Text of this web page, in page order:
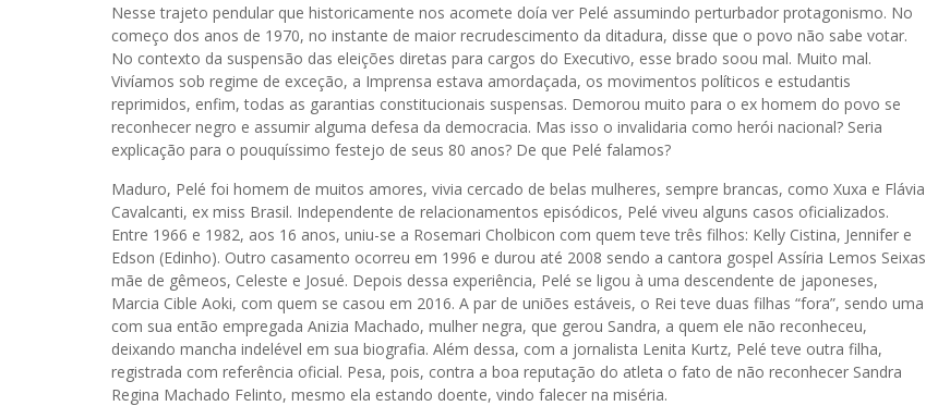
Nesse trajeto pendular que historicamente nos acomete doía ver Pelé assumindo perturbador protagonismo. No
começo dos anos de 1970, no instante de maior recrudescimento da ditadura, disse que o povo não sabe votar.
No contexto da suspensão das eleições diretas para cargos do Executivo, esse brado soou mal. Muito mal.
Vivíamos sob regime de exceção, a Imprensa estava amordaçada, os movimentos políticos e estudantis
reprimidos, enfim, todas as garantias constitucionais suspensas. Demorou muito para o ex homem do povo se
reconhecer negro e assumir alguma defesa da democracia. Mas isso o invalidaria como herói nacional? Seria
explicação para o pouquíssimo festejo de seus 80 anos? De que Pelé falamos?
Maduro, Pelé foi homem de muitos amores, vivia cercado de belas mulheres, sempre brancas, como Xuxa e Flávia
Cavalcanti, ex miss Brasil. Independente de relacionamentos episódicos, Pelé viveu alguns casos oficializados.
Entre 1966 e 1982, aos 16 anos, uniu-se a Rosemari Cholbicon com quem teve três filhos: Kelly Cistina, Jennifer e
Edson (Edinho). Outro casamento ocorreu em 1996 e durou até 2008 sendo a cantora gospel Assíria Lemos Seixas
mãe de gêmeos, Celeste e Josué. Depois dessa experiência, Pelé se ligou à uma descendente de japoneses,
Marcia Cible Aoki, com quem se casou em 2016. A par de uniões estáveis, o Rei teve duas filhas “fora”, sendo uma
com sua então empregada Anizia Machado, mulher negra, que gerou Sandra, a quem ele não reconheceu,
deixando mancha indelével em sua biografia. Além dessa, com a jornalista Lenita Kurtz, Pelé teve outra filha,
registrada com referência oficial. Pesa, pois, contra a boa reputação do atleta o fato de não reconhecer Sandra
Regina Machado Felinto, mesmo ela estando doente, vindo falecer na miséria.